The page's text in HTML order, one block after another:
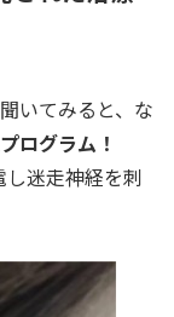
いてみると、な
ログラム！
迷走神経を刺